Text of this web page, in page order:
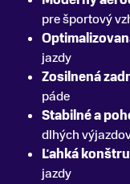
pre športový
jazdy
Zosilnená
páde
Stabilné a
dlhých
Ľahká
jazdy